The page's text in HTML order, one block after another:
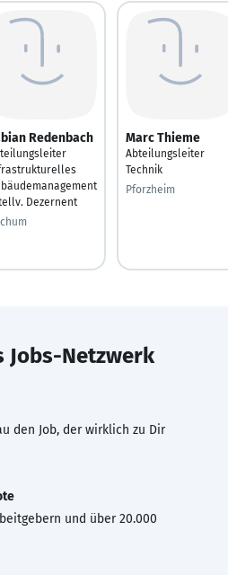
Redenbach
Dezernent
Marc Thieme
Abteilungsleiter
Technik
Pforzheim
Jobs-Netzwerk
den Job, der wirklich zu Dir
und über 20.000